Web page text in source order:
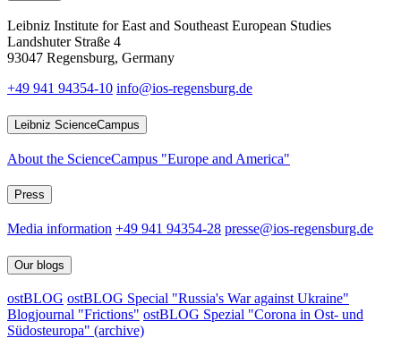
Leibniz Institute for East and Southeast European Studies
Landshuter Straße 4
93047 Regensburg, Germany
+49 941 94354-10 info@ios-regensburg.de
Leibniz ScienceCampus
About the ScienceCampus "Europe and America"
Press
Media information +49 941 94354-28 presse@ios-regensburg.de
Our blogs
ostBLOG ostBLOG Special "Russia's War against Ukraine"
Blogjournal "Frictions" ostBLOG Spezial "Corona in Ost- und
Südosteuropa" (archive)